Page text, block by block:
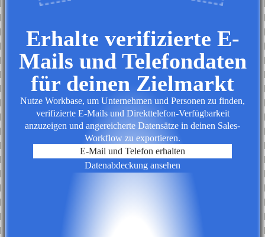
Erhalte verifizierte E-
Mails und Telefondaten
für deinen Zielmarkt
Nutze Workbase, um Unternehmen und Personen zu finden,
verifizierte E-Mails und Direkttelefon-Verfügbarkeit
anzuzeigen und angereicherte Datensätze in deinen Sales-
Workflow zu exportieren.
E-Mail und Telefon erhalten
Datenabdeckung ansehen